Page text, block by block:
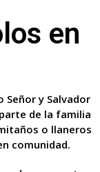
en
Señor y Salvador
de la familia
o llaneros
comunidad.